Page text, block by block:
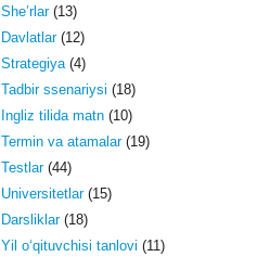
She’rlar(13)
Davlatlar(12)
Strategiya(4)
Tadbir ssenariysi (18)
Ingliz tilida matn(10)
Termin va atamalar(19)
Testlar(44)
Universitetlar(15)
Darsliklar(18)
Yil o‘qituvchisi tanlovi (11)